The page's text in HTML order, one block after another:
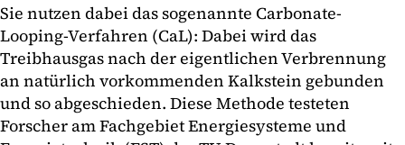
Sie nutzen dabei das sogenannte Carbonate-
Looping-Verfahren (CaL): Dabei wird das
Treibhausgas nach der eigentlichen Verbrennung
an natürlich vorkommenden Kalkstein gebunden
und so abgeschieden. Diese Methode testeten
Forscher am Fachgebiet Energiesysteme und